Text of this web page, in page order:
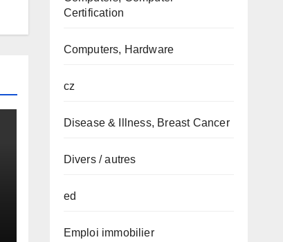
Certification
Computers, Hardware
cz
Disease & Illness, Breast Cancer
Divers / autres
ed
Emploi immobilier